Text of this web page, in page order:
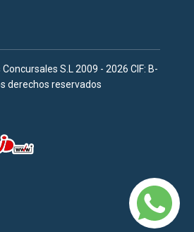
S.L 2009 - 2026 CIF: B-
derechos reservados